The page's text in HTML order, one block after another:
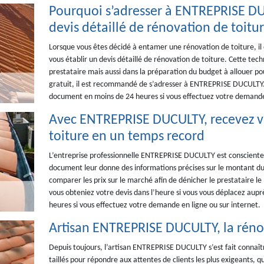
Pourquoi s’adresser à ENTREPRISE
devis détaillé de rénovation de
Lorsque vous êtes décidé à entamer une rénovation de toiture,
vous établir un devis détaillé de rénovation de toiture. Cette
prestataire mais aussi dans la préparation du budget à allouer
gratuit, il est recommandé de s’adresser à ENTREPRISE
document en moins de 24 heures si vous effectuez votre
Avec ENTREPRISE DUCULTY,
toiture en un temps record
L’entreprise professionnelle ENTREPRISE DUCULTY est
document leur donne des informations précises sur le montant
comparer les prix sur le marché afin de dénicher le prestataire le
vous obteniez votre devis dans l’heure si vous vous déplacez
heures si vous effectuez votre demande en ligne ou sur internet.
Artisan ENTREPRISE DUCULTY, la
Depuis toujours, l’artisan ENTREPRISE DUCULTY s’est fait
taillés pour répondre aux attentes de clients les plus exigeants,